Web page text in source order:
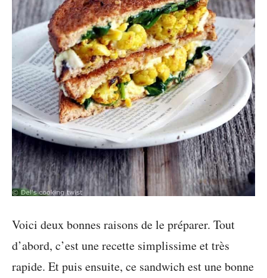
Voici deux bonnes raisons de le préparer. Tout
d’abord, c’est une recette simplissime et très
rapide. Et puis ensuite, ce sandwich est une bonne